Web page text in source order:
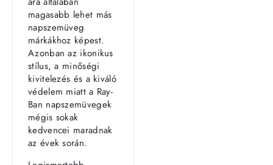
magasabb lehet más
napszemüveg
márkákhoz képest.
Azonban az ikonikus
stílus, a minőségi
kivitelezés és a kiváló
védelem miatt a Ray-
Ban napszemüvegek
mégis sokak
kedvencei maradnak
az évek során.